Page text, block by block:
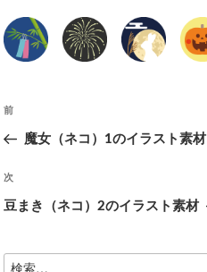
投
稿
ナ
ビ
ゲ
前
の
稿
前
魔女（ネコ）1のイラスト素材
次
の
次
豆まき（ネコ）2のイラスト素材
検